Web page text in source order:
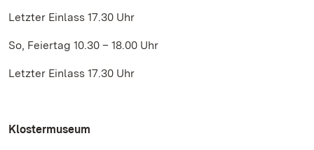
Letzter Einlass 17.30 Uhr
So, Feiertag 10.30 – 18.00 Uhr
Letzter Einlass 17.30 Uhr
Klostermuseum